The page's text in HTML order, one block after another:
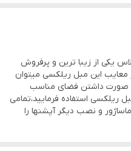
یکی از زیبا ترین و پرفروش
معایب این مبل ریلکسی میتوان
صورت داشتن فضای مناسب
ریلکسی استفاده فرمایید،تمامی
و نصب دیگر آپشنها را